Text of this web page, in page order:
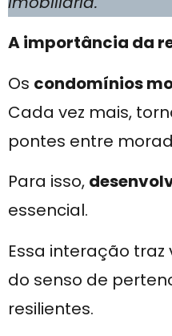
A importância da
Os condomínios
Cada vez mais,
pontes entre
Para isso,
essencial.
Essa interação
do senso de
resilientes.